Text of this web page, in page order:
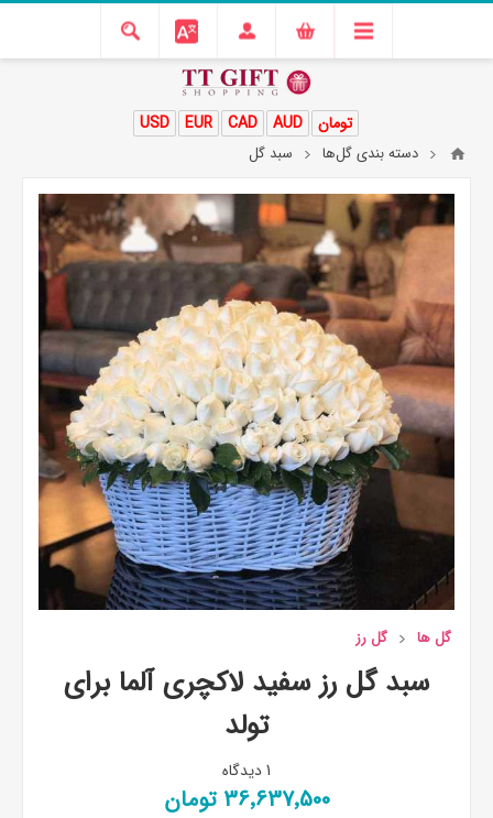
USD EUR CAD AUD تومان
دسته بندی گل‌ها سبد گل
گل ها گل رز
سبد گل رز سفید لاکچری آلما برای
تولد
1 دیدگاه
36٬637٬500 تومان